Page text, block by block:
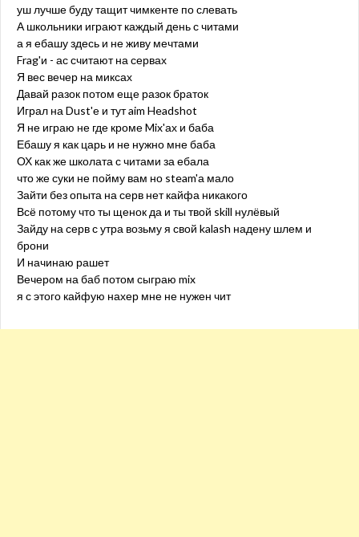
уш лучше буду тащит чимкенте по слевать
А школьники играют каждый день с читами
а я ебашу здесь и не живу мечтами
Frag'и - ас считают на сервах
Я вес вечер на миксах
Давай разок потом еще разок браток
Играл на Dust'е и тут aim Headshot
Я не играю не где кроме Mix'ах и баба
Ебашу я как царь и не нужно мне баба
ОХ как же школата с читами за ебала
что же суки не пойму вам но steam'а мало
Зайти без опыта на серв нет кайфа никакого
Всё потому что ты щенок да и ты твой skill нулёвый
Зайду на серв с утра возьму я свой kalash надену шлем и
брони
И начинаю рашет
Вечером на баб потом сыграю mix
я с этого кайфую нахер мне не нужен чит